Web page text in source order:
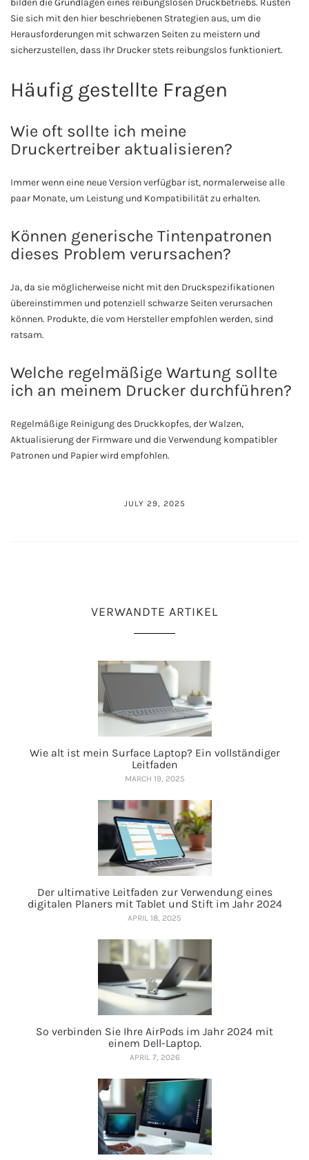
bilden die Grundlagen eines reibungslosen Druckbetriebs. Rüsten
Sie sich mit den hier beschriebenen Strategien aus, um die
Herausforderungen mit schwarzen Seiten zu meistern und
sicherzustellen, dass Ihr Drucker stets reibungslos funktioniert.
Häufig gestellte Fragen
Wie oft sollte ich meine
Druckertreiber aktualisieren?
Immer wenn eine neue Version verfügbar ist, normalerweise alle
paar Monate, um Leistung und Kompatibilität zu erhalten.
Können generische Tintenpatronen
dieses Problem verursachen?
Ja, da sie möglicherweise nicht mit den Druckspezifikationen
übereinstimmen und potenziell schwarze Seiten verursachen
können. Produkte, die vom Hersteller empfohlen werden, sind
ratsam.
Welche regelmäßige Wartung sollte
ich an meinem Drucker durchführen?
Regelmäßige Reinigung des Druckkopfes, der Walzen,
Aktualisierung der Firmware und die Verwendung kompatibler
Patronen und Papier wird empfohlen.
JULY 29, 2025
VERWANDTE ARTIKEL
Wie alt ist mein Surface Laptop? Ein vollständiger
Leitfaden
MARCH 19, 2025
Der ultimative Leitfaden zur Verwendung eines
digitalen Planers mit Tablet und Stift im Jahr 2024
APRIL 18, 2025
So verbinden Sie Ihre AirPods im Jahr 2024 mit
einem Dell-Laptop.
APRIL 7, 2026